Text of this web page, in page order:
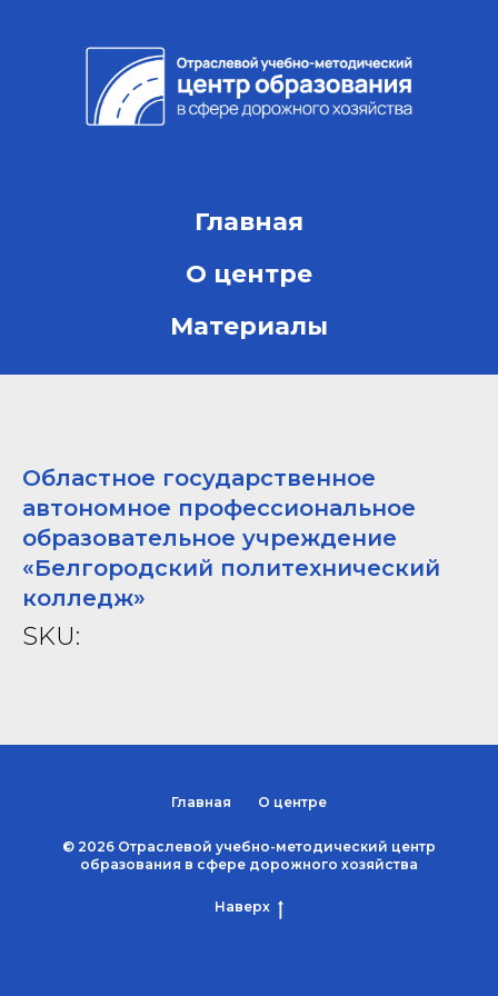
Главная
О центре
Материалы
Областное государственное
автономное профессиональное
образовательное учреждение
«Белгородский политехнический
колледж»
SKU:
Главная О центре
© 2026 Отраслевой учебно-методический центр
образования в сфере дорожного хозяйства
Наверх